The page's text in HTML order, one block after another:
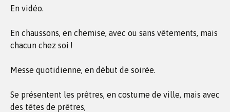
En vidéo.
En chaussons, en chemise, avec ou sans vêtements, mais
chacun chez soi !
Messe quotidienne, en début de soirée.
Se présentent les prêtres, en costume de ville, mais avec
des têtes de prêtres,